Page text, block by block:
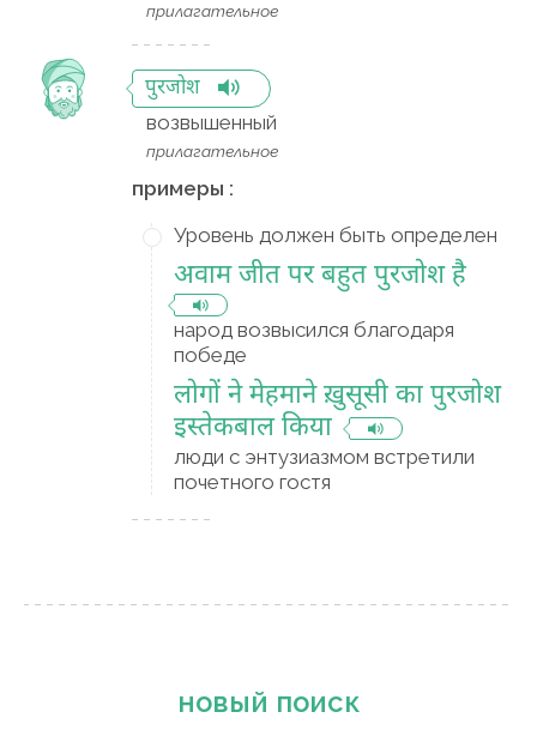
прилагательное
पुरजोश
возвышенный
прилагательное
примеры :
Уровень должен быть определен
अवाम जीत पर बहुत पुरजोश है
народ возвысился благодаря
победе
लोगों ने मेहमाने ख़ुसूसी का पुरजोश
इस्तेकबाल किया
люди с энтузиазмом встретили
почетного гостя
новый поиск